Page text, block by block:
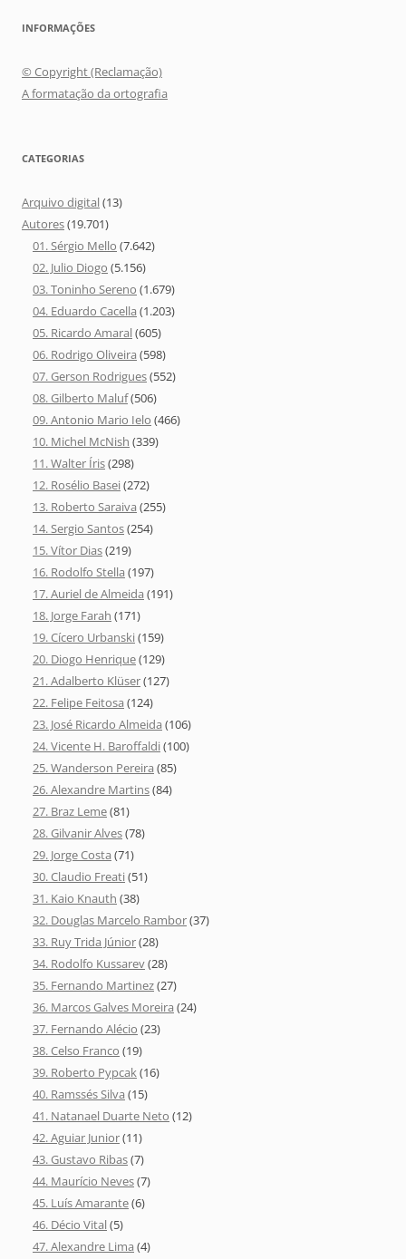
INFORMAÇÕES
© Copyright (Reclamação)
A formatação da ortografia
CATEGORIAS
Arquivo digital(13)
Autores(19.701)
01. Sérgio Mello (7.642)
02. Julio Diogo (5.156)
03. Toninho Sereno (1.679)
04. Eduardo Cacella (1.203)
05. Ricardo Amaral(605)
06. Rodrigo Oliveira (598)
07. Gerson Rodrigues(552)
08. Gilberto Maluf(506)
09. Antonio Mario Ielo (466)
10. Michel McNish (339)
11. Walter Íris(298)
12. Rosélio Basei(272)
13. Roberto Saraiva (255)
14. Sergio Santos(254)
15. Vítor Dias(219)
16. Rodolfo Stella (197)
17. Auriel de Almeida (191)
18. Jorge Farah (171)
19. Cícero Urbanski(159)
20. Diogo Henrique(129)
21. Adalberto Klüser(127)
22. Felipe Feitosa (124)
23. José Ricardo Almeida (106)
24. Vicente H. Baroffaldi(100)
25. Wanderson Pereira (85)
26. Alexandre Martins(84)
27. Braz Leme(81)
28. Gilvanir Alves(78)
29. Jorge Costa (71)
30. Claudio Freati(51)
31. Kaio Knauth (38)
32. Douglas Marcelo Rambor(37)
33. Ruy Trida Júnior(28)
34. Rodolfo Kussarev(28)
35. Fernando Martinez(27)
36. Marcos Galves Moreira (24)
37. Fernando Alécio (23)
38. Celso Franco (19)
39. Roberto Pypcak(16)
40. Ramssés Silva (15)
41. Natanael Duarte Neto (12)
42. Aguiar Junior(11)
43. Gustavo Ribas(7)
44. Maurício Neves(7)
45. Luís Amarante(6)
46. Décio Vital(5)
47. Alexandre Lima (4)